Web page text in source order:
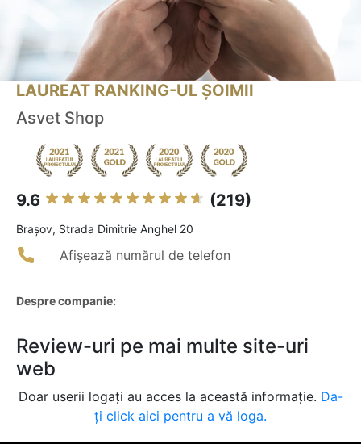
LAUREAT RANKING-UL ȘOIMII
Asvet Shop
9.6 (219)
Braşov, Strada Dimitrie Anghel 20
Afișează numărul de telefon
Despre companie:
Review-uri pe mai multe site-uri
web
Doar userii logați au acces la această informație. Da-
ți click aici pentru a vă loga.